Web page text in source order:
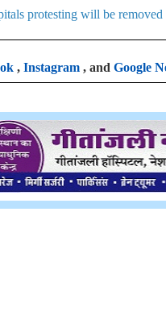
protesting will be removed
, Instagram , and Google